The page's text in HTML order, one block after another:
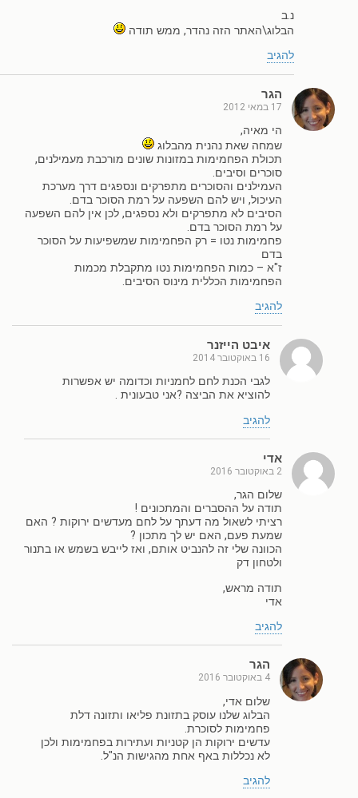
נ.ב
הבלוג\האתר הזה נהדר, ממש תודה
להגיב
הגר
17 במאי 2012
הי מאיה,
שמחה שאת נהנית מהבלוג
תכולת הפחמימות במזונות שונים מורכבת מעמילנים,
סוכרים וסיבים.
העמילנים והסוכרים מתפרקים ונספגים דרך מערכת
העיכול, ויש להם השפעה על רמת הסוכר בדם.
הסיבים לא מתפרקים ולא נספגים, לכן אין להם השפעה
על רמת הסוכר בדם.
פחמימות נטו = רק הפחמימות שמשפיעות על הסוכר
בדם
ז"א – כמות הפחמימות נטו מתקבלת מכמות
הפחמימות הכללית מינוס הסיבים.
להגיב
איבט הייזנר
16 באוקטובר 2014
לגבי הכנת לחם לחמניות וכדומה יש אפשרות
להוציא את הביצה ?אני טבעונית .
להגיב
אדי
2 באוקטובר 2016
שלום הגר,
תודה על ההסברים והמתכונים !
רציתי לשאול מה דעתך על לחם מעדשים ירוקות ? האם
שמעת פעם, האם יש לך מתכון ?
הכוונה שלי זה להנביט אותם, ואז לייבש בשמש או בתנור
ולטחון דק
תודה מראש,
אדי
להגיב
הגר
4 באוקטובר 2016
שלום אדי,
הבלוג שלנו עוסק בתזונת פליאו ותזונה דלת
פחמימות לסוכרת.
עדשים ירוקות הן קטניות ועתירות בפחמימות ולכן
לא נכללות באף אחת מהגישות הנ"ל.
להגיב